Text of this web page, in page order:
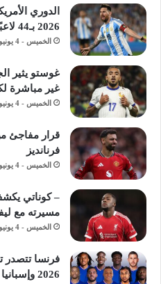
الدوري
2026 بـ44 لاعبًا .. ميسي يتصدر القائمة
الخميس - 4 يونيو - 2026 / 12:59 مساءً
غوستو يثير
غير مباشرة
الخميس - 4 يونيو - 2026 / 11:59 صباحًا
قرار مفاجئ
فرنانديز
الخميس - 4 يونيو - 2026 / 10:59 صباحًا
– كوناتي
مسيرته مع
الخميس - 4 يونيو - 2026 / 9:59 صباحًا
فرنسا تتصدر
2026 وإسبانيا وصيفًا